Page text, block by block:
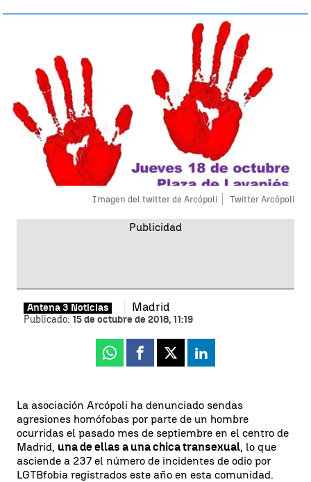
Imagen del twitter de Arcópoli Twitter Arcópoli
Antena 3 Noticias Madrid
Publicado: 15 de octubre de 2018, 11:19
Whatsapp
Facebook
X Linkedin
La asociación Arcópoli ha denunciado sendas
agresiones homófobas por parte de un hombre
ocurridas el pasado mes de septiembre en el centro de
Madrid, una de ellas a una chica transexual, lo que
asciende a 237 el número de incidentes de odio por
LGTBfobia registrados este año en esta comunidad.